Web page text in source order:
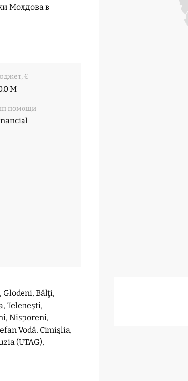
Молдова в
€
M
помощи
Glodeni, Bălţi,
Teleneşti,
Nisporeni,
Vodă, Cimişlia,
(UTAG),